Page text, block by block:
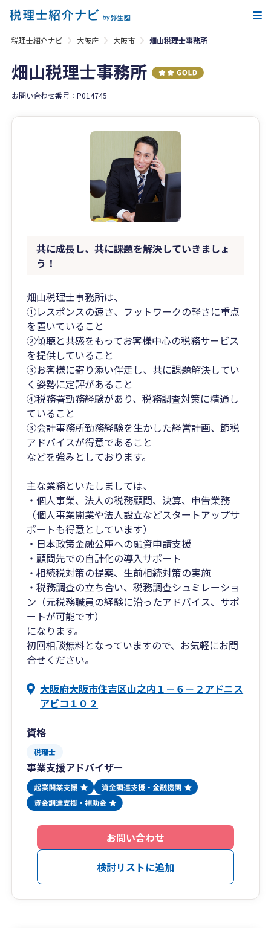
税理士紹介ナビ 大阪府 大阪市 畑山税理士事務所
畑山税理士事務所
お問い合わせ番号：P014745
共に成長し、共に課題を解決していきましょ
う！
畑山税理士事務所は、
①レスポンスの速さ、フットワークの軽さに重点
を置いていること
②傾聴と共感をもってお客様中心の税務サービス
を提供していること
③お客様に寄り添い伴走し、共に課題解決してい
く姿勢に定評があること
④税務署勤務経験があり、税務調査対策に精通し
ていること
③会計事務所勤務経験を生かした経営計画、節税
アドバイスが得意であること
などを強みとしております。
主な業務といたしましては、
・個人事業、法人の税務顧問、決算、申告業務
（個人事業開業や法人設立などスタートアップサ
ポートも得意としています）
・日本政策金融公庫への融資申請支援
・顧問先での自計化の導入サポート
・相続税対策の提案、生前相続対策の実施
・税務調査の立ち合い、税務調査シュミレーショ
ン（元税務職員の経験に沿ったアドバイス、サポ
ートが可能です）
になります。
初回相談無料となっていますので、お気軽にお問
合せください。
大阪府大阪市住吉区山之内１－６－２アドニス
アビコ１０２
資格
税理士
事業支援アドバイザー
お問い合わせ
検討リストに追加